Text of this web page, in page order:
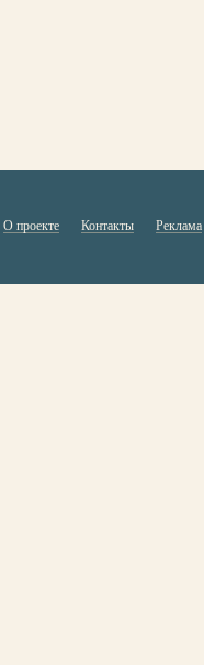
О проекте Контакты Реклама